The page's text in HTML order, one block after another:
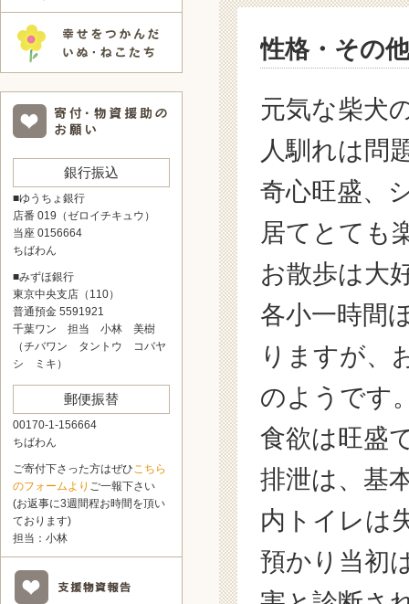
性格・その他
元気な柴犬
人馴れは問
奇心旺盛、
居てとても
お散歩は大
各小一時間
りますが、
のようです
食欲は旺盛
排泄は、基
内トイレは
預かり当初
銀行振込
■ゆうちょ銀行
店番 019（ゼロイチキュウ）
当座 0156664
ちばわん
■みずほ銀行
東京中央支店（110）
普通預金 5591921
千葉ワン 担当 小林 美樹
（チバワン タントウ コバヤ
シ ミキ）
郵便振替
00170-1-156664
ちばわん
ご寄付下さった方はぜひこちら
のフォームより ご一報下さい
(お返事に3週間程お時間を頂い
ております)
担当：小林